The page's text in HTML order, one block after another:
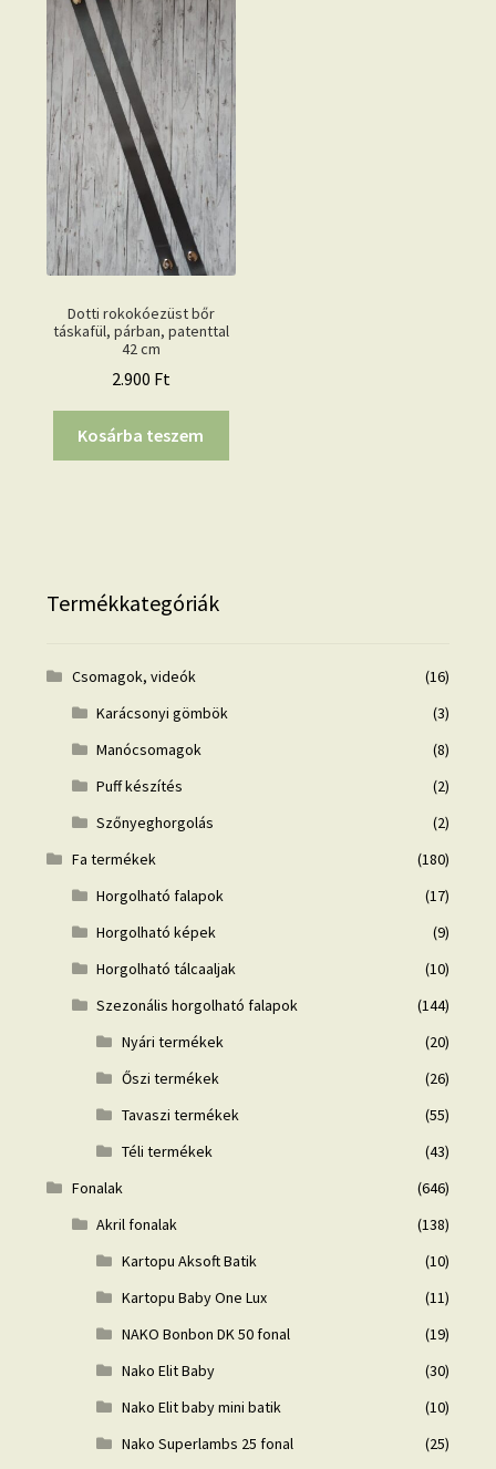
Dotti rokokóezüst bőr
táskafül, párban, patenttal
42 cm
2.900 Ft
Kosárba teszem
Termékkategóriák
Csomagok, videók
(16)
Karácsonyi gömbök
(3)
Manócsomagok
(8)
Puff készítés
(2)
Szőnyeghorgolás
(2)
Fa termékek
(180)
Horgolható falapok
(17)
Horgolható képek
(9)
Horgolható tálcaaljak
(10)
Szezonális horgolható falapok
(144)
Nyári termékek
(20)
Őszi termékek
(26)
Tavaszi termékek
(55)
Téli termékek
(43)
Fonalak
(646)
Akril fonalak
(138)
Kartopu Aksoft Batik
(10)
Kartopu Baby One Lux
(11)
NAKO Bonbon DK 50 fonal
(19)
Nako Elit Baby
(30)
Nako Elit baby mini batik
(10)
Nako Superlambs 25 fonal
(25)